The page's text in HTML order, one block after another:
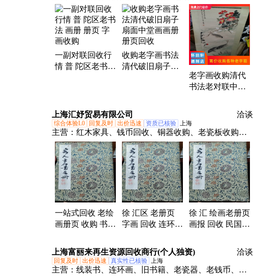
音机、小人书、画收购、线装书、关勒铭、纪念币、茶
叶罐、樟木箱、印泥缸、手风琴、瓷器钟、唱片回、连
环画、铜香炉、青花瓷、宣纸回收、黑胶薄膜、收购邮
票、家具回收、古筝琵琶、旧书回收、红木二胡
一副对联回收行
情 普 陀区老书法
收购老字画书法
清代破旧扇子扇
老字画收购清代
书法老对联中堂
上海汇妤贸易有限公司
洽谈
综合体验L0 回复及时 出价迅速 资质已核验 上海
主营： 红木家具、钱币回收、铜器收购、老瓷板收购、
紫砂壶回收、字画书法回收、回收柚木家具、信封邮票
收购、书籍回收线装书
一站式回收 老绘
画册页 收购 书法
门服务
徐 汇区 老册页
字画 回收 连环画
服务 免费估价
徐 汇 绘画老册页
画报 回收 民国樟
上海富丽来再生资源回收商行(个人独资) 洽谈
回复及时 出价迅速 真实性已核验 上海
主营： 线装书、连环画、旧书籍、老瓷器、老钱币、老